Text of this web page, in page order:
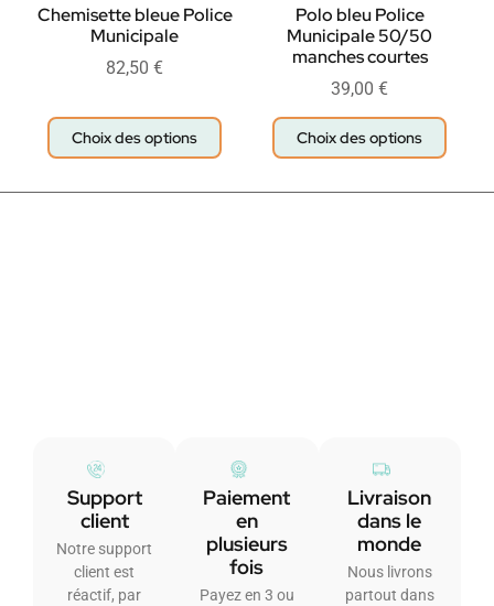
Chemisette bleue Police
Municipale
82,50 €
Choix des options
Polo bleu Police
Municipale 50/50
manches courtes
39,00 €
Choix des options
Support
client
Notre support
client est
réactif, par
Paiement
en
plusieurs
fois
Payez en 3 ou
Livraison
dans le
monde
Nous livrons
partout dans